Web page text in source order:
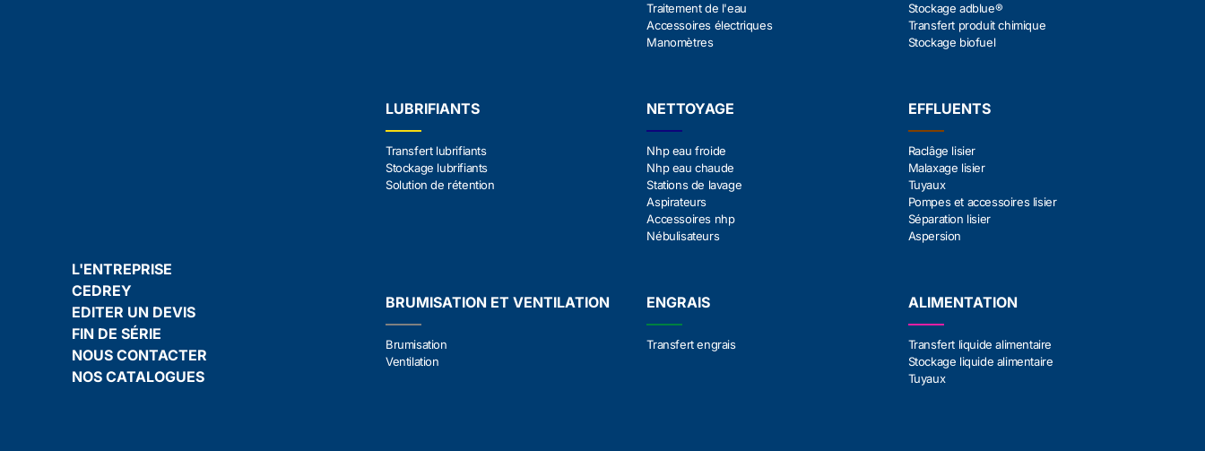
L'ENTREPRISE
CEDREY
EDITER UN DEVIS
FIN DE SÉRIE
NOUS CONTACTER
NOS CATALOGUES
Traitement de l'eau
Accessoires électriques
Manomètres
Stockage adblue®
Transfert produit chimique
Stockage biofuel
LUBRIFIANTS
Transfert lubrifiants
Stockage lubrifiants
Solution de rétention
NETTOYAGE
Nhp eau froide
Nhp eau chaude
Stations de lavage
Aspirateurs
Accessoires nhp
Nébulisateurs
EFFLUENTS
Raclâge lisier
Malaxage lisier
Tuyaux
Pompes et accessoires lisier
Séparation lisier
Aspersion
BRUMISATION ET VENTILATION
Brumisation
Ventilation
ENGRAIS
Transfert engrais
ALIMENTATION
Transfert liquide alimentaire
Stockage liquide alimentaire
Tuyaux